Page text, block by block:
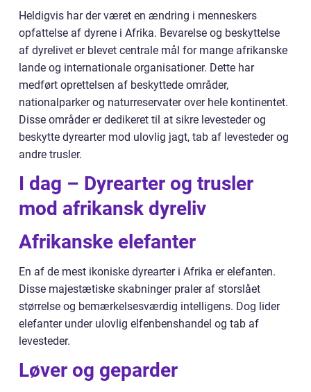
Heldigvis har der været en ændring i menneskers
opfattelse af dyrene i Afrika. Bevarelse og beskyttelse
af dyrelivet er blevet centrale mål for mange afrikanske
lande og internationale organisationer. Dette har
medført oprettelsen af beskyttede områder,
nationalparker og naturreservater over hele kontinentet.
Disse områder er dedikeret til at sikre levesteder og
beskytte dyrearter mod ulovlig jagt, tab af levesteder og
andre trusler.
I dag – Dyrearter og trusler
mod afrikansk dyreliv
Afrikanske elefanter
En af de mest ikoniske dyrearter i Afrika er elefanten.
Disse majestætiske skabninger praler af storslået
størrelse og bemærkelsesværdig intelligens. Dog lider
elefanter under ulovlig elfenbenshandel og tab af
levesteder.
Løver og geparder